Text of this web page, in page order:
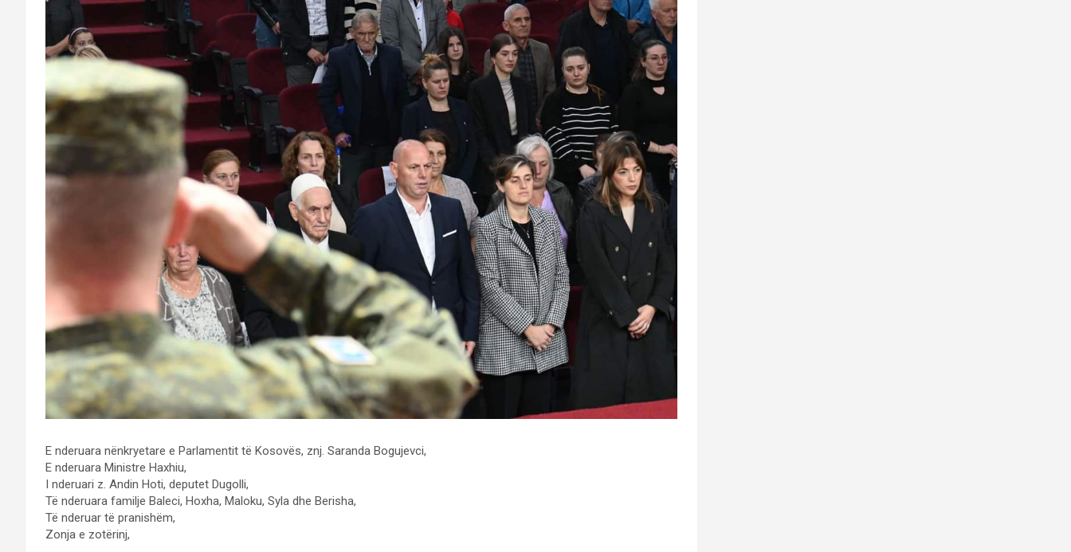
E nderuara nënkryetare e Parlamentit të Kosovës, znj. Saranda Bogujevci,
E nderuara Ministre Haxhiu,
I nderuari z. Andin Hoti, deputet Dugolli,
Të nderuara familje Baleci, Hoxha, Maloku, Syla dhe Berisha,
Të nderuar të pranishëm,
Zonja e zotërinj,